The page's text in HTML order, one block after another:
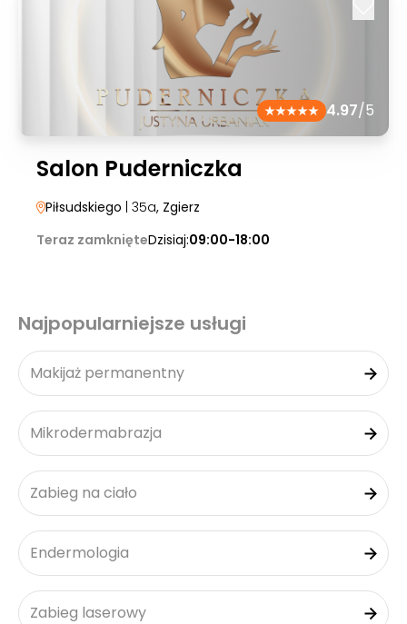
4.97/5
Salon Puderniczka
Piłsudskiego | 35a, Zgierz
Teraz zamknięteDzisiaj:09:00-18:00
Najpopularniejsze usługi
Makijaż permanentny
Mikrodermabrazja
Zabieg na ciało
Endermologia
Zabieg laserowy